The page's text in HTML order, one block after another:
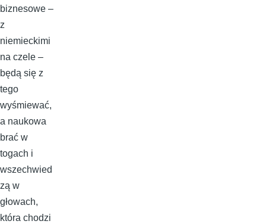
biznesowe –
z
niemieckimi
na czele –
będą się z
tego
wyśmiewać,
a naukowa
brać w
togach i
wszechwied
zą w
głowach,
która chodzi